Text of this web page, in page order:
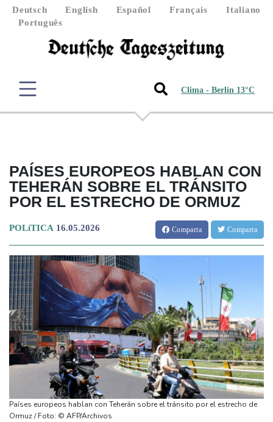
Deutsch English Español Français
Italiano
Português
Clima - Berlin 13°C
PAÍSES EUROPEOS HABLAN CON
TEHERÁN SOBRE EL TRÁNSITO
POR EL ESTRECHO DE ORMUZ
POLíTICA 16.05.2026 Comparta Comparta
Países europeos hablan con Teherán sobre el tránsito por el estrecho de
Ormuz / Foto: © AFP/Archivos